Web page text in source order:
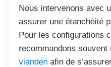
Nous intervenons avec
assurer une étanchéité
Pour les configurations
recommandons souvent
vianden afin de